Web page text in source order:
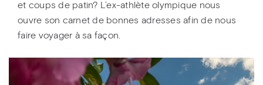
et coups de patin? L’ex-athlète olympique nous
ouvre son carnet de bonnes adresses afin de nous
faire voyager à sa façon.